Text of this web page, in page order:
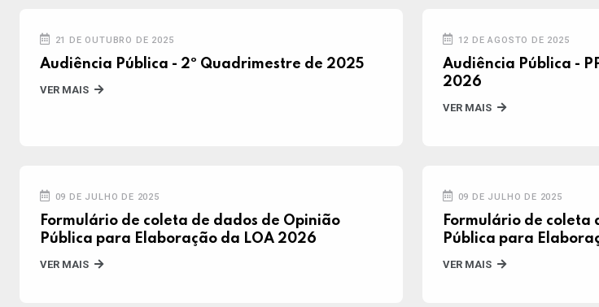
21 DE OUTUBRO DE 2025
Audiência Pública - 2º Quadrimestre de 2025
VER MAIS
12 DE AGOSTO DE 2025
Audiência Pública -
2026
VER MAIS
09 DE JULHO DE 2025
Formulário de coleta de dados de Opinião
Pública para Elaboração da LOA 2026
VER MAIS
09 DE JULHO DE 2025
Formulário de coleta
Pública para
VER MAIS